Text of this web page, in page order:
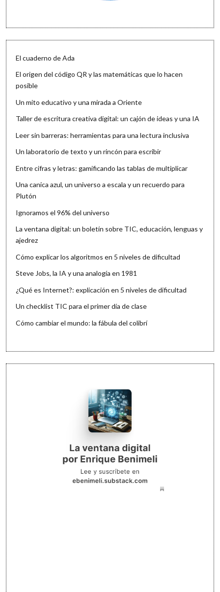
El cuaderno de Ada
El origen del código QR y las matemáticas que lo hacen
posible
Un mito educativo y una mirada a Oriente
Taller de escritura creativa digital: un cajón de ideas y una IA
Leer sin barreras: herramientas para una lectura inclusiva
Un laboratorio de texto y un rincón para escribir
Entre cifras y letras: gamificando las tablas de multiplicar
Una canica azul, un universo a escala y un recuerdo para
Plutón
Ignoramos el 96% del universo
La ventana digital: un boletín sobre TIC, educación, lenguas y
ajedrez
Cómo explicar los algoritmos en 5 niveles de dificultad
Steve Jobs, la IA y una analogía en 1981
¿Qué es Internet?: explicación en 5 niveles de dificultad
Un checklist TIC para el primer día de clase
Cómo cambiar el mundo: la fábula del colibrí